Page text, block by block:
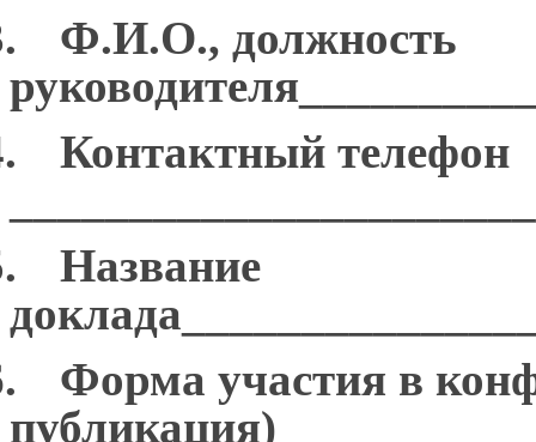
Ф.И.О., должность
Контактный телефон
Название
Форма участия в